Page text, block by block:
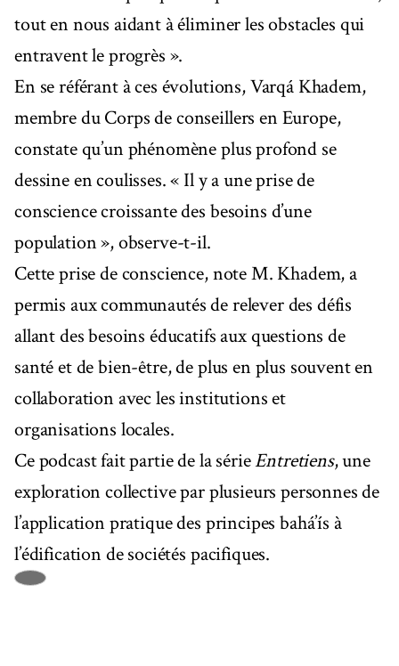
tout en nous aidant à éliminer les obstacles qui
entravent le progrès ».
En se référant à ces évolutions, Varqá Khadem,
membre du Corps de conseillers en Europe,
constate qu’un phénomène plus profond se
dessine en coulisses. « Il y a une prise de
conscience croissante des besoins d’une
population », observe-t-il.
Cette prise de conscience, note M. Khadem, a
permis aux communautés de relever des défis
allant des besoins éducatifs aux questions de
santé et de bien-être, de plus en plus souvent en
collaboration avec les institutions et
organisations locales.
Ce podcast fait partie de la sérieEntretiens, une
exploration collective par plusieurs personnes de
l’application pratique des principes bahá’ís à
l’édification de sociétés pacifiques.